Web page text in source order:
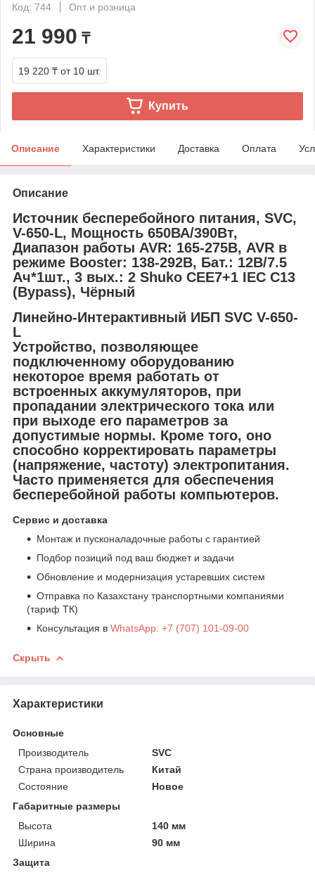
Код: 744
Опт и розница
21 990 ₸
19 220 ₸ от 10 шт.
Купить
Описание Характеристики Доставка Оплата
Описание
Источник бесперебойного питания, SVC,
V-650-L, Мощность 650ВА/390Вт,
Диапазон работы AVR: 165-275В, AVR в
режиме Booster: 138-292В, Бат.: 12В/7.5
Ач*1шт., 3 вых.: 2 Shuko CEE7+1 IEC C13
(Bypass), Чёрный
Линейно-Интерактивный ИБП SVC V-650-
L
Устройство, позволяющее
подключенному оборудованию
некоторое время работать от
встроенных аккумуляторов, при
пропадании электрического тока или
при выходе его параметров за
допустимые нормы. Кроме того, оно
способно корректировать параметры
(напряжение, частоту) электропитания.
Часто применяется для обеспечения
бесперебойной работы компьютеров.
Сервис и доставка
Монтаж и пусконаладочные работы с гарантией
Подбор позиций под ваш бюджет и задачи
Обновление и модернизация устаревших систем
Отправка по Казахстану транспортными компаниями
(тариф ТК)
Консультация в WhatsApp: +7 (707) 101-09-00
Скрыть
Характеристики
Основные
Производитель
SVC
Страна производитель
Китай
Состояние
Новое
Габаритные размеры
Высота
140 мм
Ширина
90 мм
Защита